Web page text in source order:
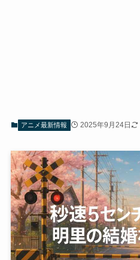
アニメ最新情報 2025年9月24日